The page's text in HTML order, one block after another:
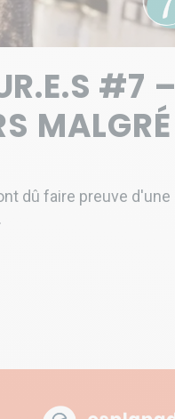
#7 –
MALGRÉ
dû faire preuve d'une